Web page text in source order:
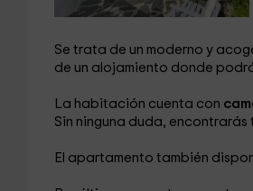
Se trata de un moderno y
de un alojamiento donde
La habitación cuenta con
Sin ninguna duda,
El apartamento también